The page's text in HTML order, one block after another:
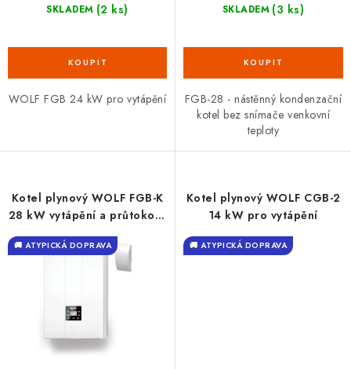
SKLADEM (2 ks)
WOLF FGB 24 kW pro vytápění
SKLADEM (3 ks)
FGB-28 - nástěnný kondenzační
kotel bez snímače venkovní
teploty
Kotel plynový WOLF FGB-K
28 kW vytápění a průtokový
ohřev TUV
🚚 ATYPICKÁ DOPRAVA
Kotel plynový WOLF CGB-2
14 kW pro vytápění
🚚 ATYPICKÁ DOPRAVA